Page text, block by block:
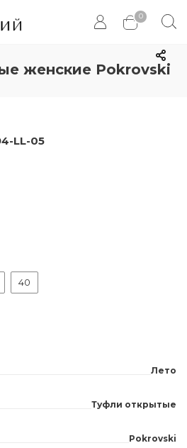
0
женские Pokrovski
LL-05
40
Лето
Туфли открытые
Pokrovski